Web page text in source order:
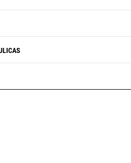
de señales